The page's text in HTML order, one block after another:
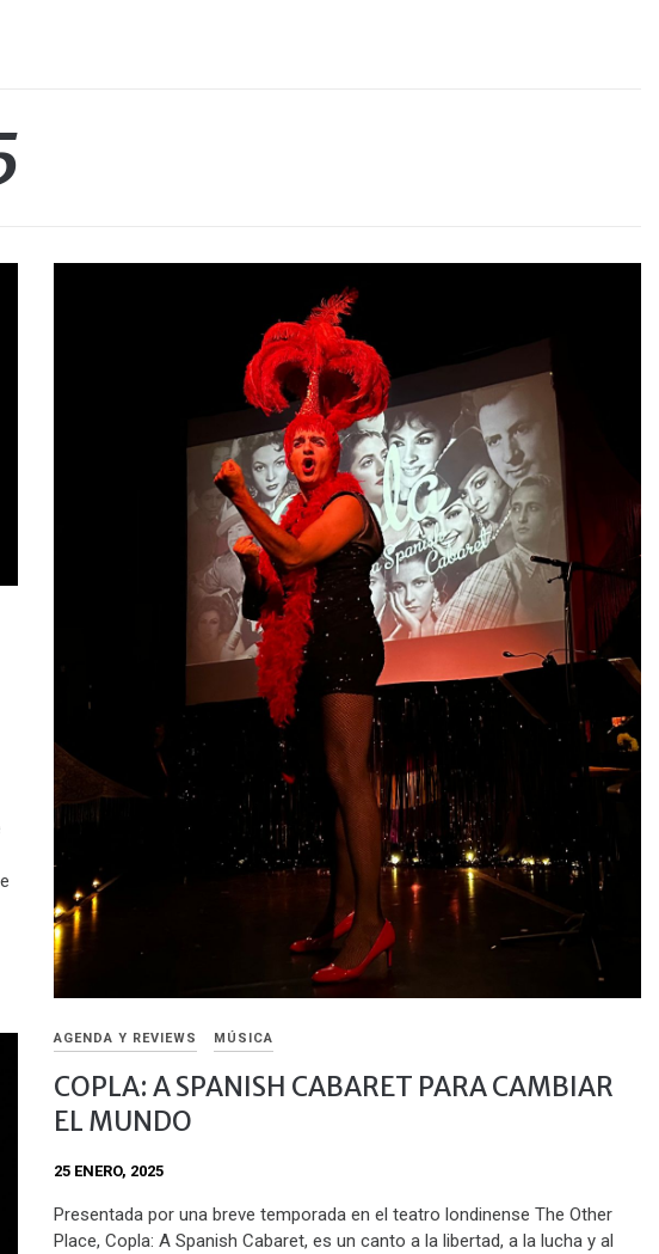
AGENDA Y REVIEWS MÚSICA
COPLA: A SPANISH CABARET PARA CAMBIAR
EL MUNDO
25 ENERO, 2025
Presentada por una breve temporada en el teatro londinense The Other
Place, Copla: A Spanish Cabaret, es un canto a la libertad, a la lucha y al